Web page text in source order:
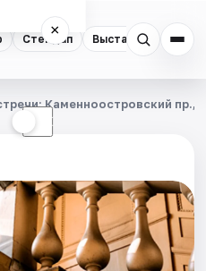
Стендап Выставки
×
☾
Каменноостровский пр.,